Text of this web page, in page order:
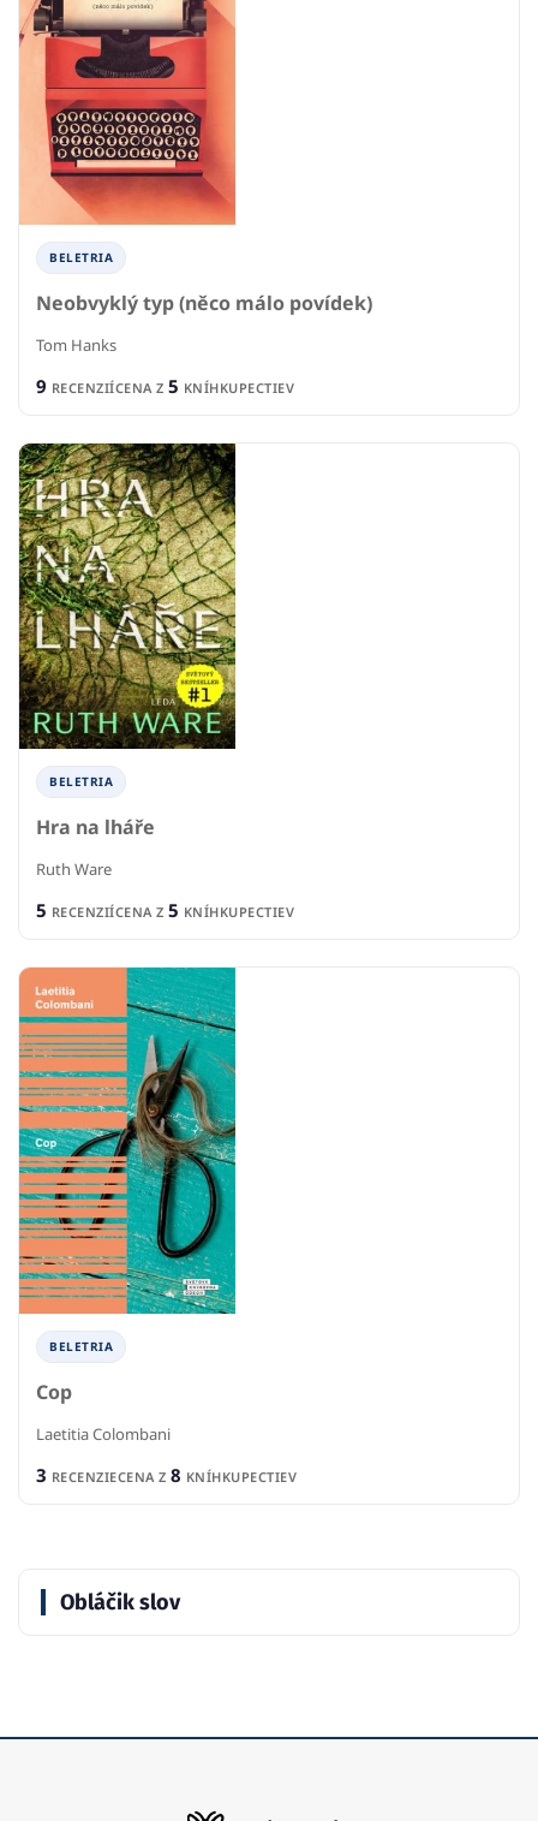
BELETRIA
Neobvyklý typ (něco málo povídek)
Tom Hanks
9 RECENZIÍCENA Z 5 KNÍHKUPECTIEV
BELETRIA
Hra na lháře
Ruth Ware
5 RECENZIÍCENA Z 5 KNÍHKUPECTIEV
BELETRIA
Cop
Laetitia Colombani
3 RECENZIECENA Z 8 KNÍHKUPECTIEV
Obláčik slov